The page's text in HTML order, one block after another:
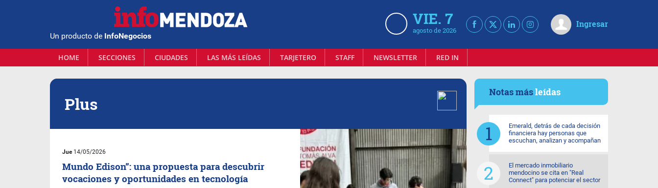
Un producto de InfoNegocios
VIE. 7
agosto de 2026
Ingresar
HOME SECCIONES CIUDADES LAS MÁS LEÍDAS TARJETERO STAFF NEWSLETTER RED IN
Plus
Jue14/05/2026
Mundo Edison”: una propuesta para descubrir
vocaciones y oportunidades en tecnología
Notas másleídas
Emerald, detrás de cada decisión
financiera hay personas que
escuchan, analizan y acompañan
El mercado inmobiliario
mendocino se cita en "Real
Connect" para potenciar el sector